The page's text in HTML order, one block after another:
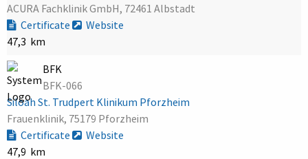
ACURA Fachklinik GmbH, 72461 Albstadt
Certificate
Website
47,3 km
BFK
BFK-066
Siloah St. Trudpert Klinikum Pforzheim
Frauenklinik, 75179 Pforzheim
Certificate
Website
47,9 km